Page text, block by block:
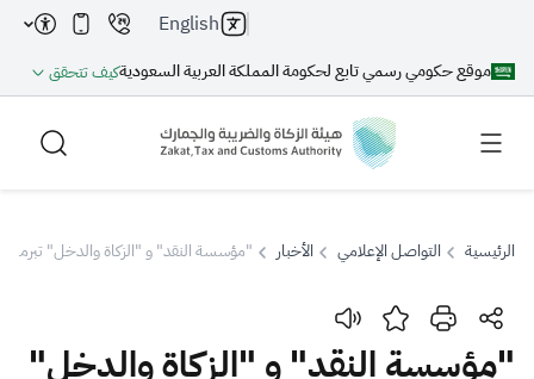
موقع حكومي رسمي تابع لحكومة المملكة العربية السعوديةكيف تتحقق
English
بحث
الرئيسية التواصل الإعلامي الأخبار "مؤسسة النقد" و "الزكاة والدخل" تبرمان
"مؤسسة النقد" و "الزكاة والدخل"